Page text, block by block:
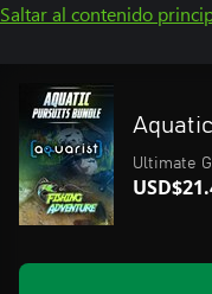
Saltar al contenido
Ultimate